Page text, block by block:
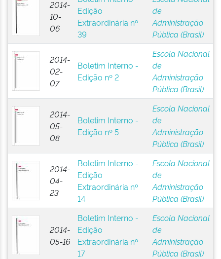
2014-
10-
06
Edição
Extraordinária nº
39
de
Administração
Pública (Brasil)
2014-
02-
07
Boletim Interno -
Edição nº 2
Escola Nacional
de
Administração
Pública (Brasil)
2014-
05-
08
Boletim Interno -
Edição nº 5
Escola Nacional
de
Administração
Pública (Brasil)
2014-
04-
23
Boletim Interno -
Edição
Extraordinária nº
14
Escola Nacional
de
Administração
Pública (Brasil)
2014-
05-16
Boletim Interno -
Edição
Extraordinária nº
17
Escola Nacional
de
Administração
Pública (Brasil)